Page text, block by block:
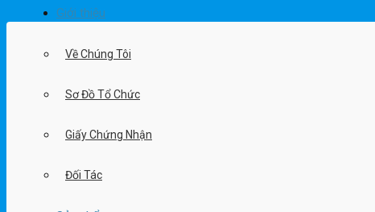
Giới thiệu
Về Chúng Tôi
Sơ Đồ Tổ Chức
Giấy Chứng Nhận
Đối Tác